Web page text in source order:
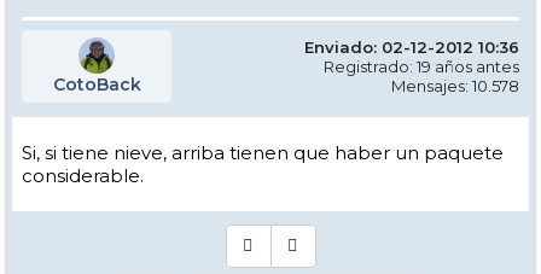
CotoBack
Enviado: 02-12-2012 10:36
Registrado: 19 años antes
Mensajes: 10.578
Si, si tiene nieve, arriba tienen que haber un paquete
considerable.